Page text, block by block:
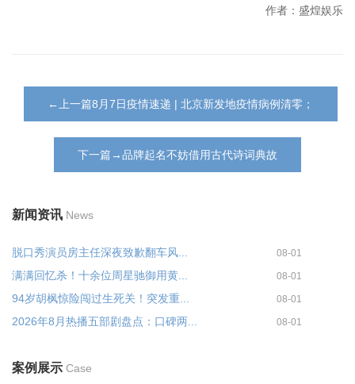
作者：盛煌娱乐
←上一篇8月7日疫情速递 | 北京新发地疫情病例清零；
下一篇→品牌起名不妨借用古代诗词典故
新闻资讯 News
脱口秀演员房主任深夜致歉翻车风... 08-01
满满回忆杀！十余位周星驰御用黄... 08-01
94岁胡枫惊险闯过生死关！突发重... 08-01
2026年8月热播五部剧盘点：口碑两... 08-01
案例展示 Case